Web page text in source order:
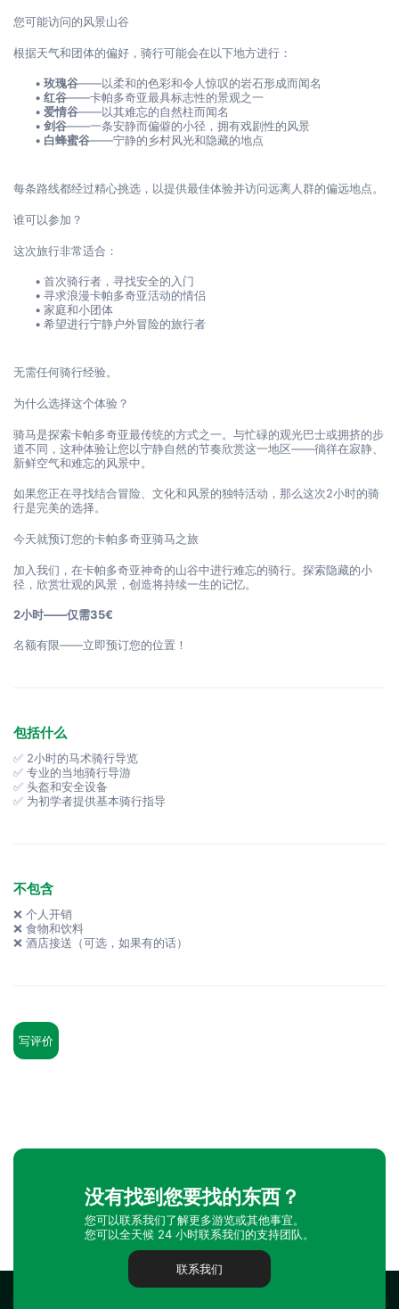
您可能访问的风景山谷
根据天气和团体的偏好，骑行可能会在以下地方进行：
玫瑰谷——以柔和的色彩和令人惊叹的岩石形成而闻名
红谷——卡帕多奇亚最具标志性的景观之一
爱情谷——以其难忘的自然柱而闻名
剑谷——一条安静而偏僻的小径，拥有戏剧性的风景
白蜂蜜谷——宁静的乡村风光和隐藏的地点
每条路线都经过精心挑选，以提供最佳体验并访问远离人群的偏远地点。
谁可以参加？
这次旅行非常适合：
首次骑行者，寻找安全的入门
寻求浪漫卡帕多奇亚活动的情侣
家庭和小团体
希望进行宁静户外冒险的旅行者
无需任何骑行经验。
为什么选择这个体验？
骑马是探索卡帕多奇亚最传统的方式之一。与忙碌的观光巴士或拥挤的步
道不同，这种体验让您以宁静自然的节奏欣赏这一地区——徜徉在寂静、
新鲜空气和难忘的风景中。
如果您正在寻找结合冒险、文化和风景的独特活动，那么这次2小时的骑
行是完美的选择。
今天就预订您的卡帕多奇亚骑马之旅
加入我们，在卡帕多奇亚神奇的山谷中进行难忘的骑行。探索隐藏的小
径，欣赏壮观的风景，创造将持续一生的记忆。
2小时——仅需35€
名额有限——立即预订您的位置！
包括什么
✅ 2小时的马术骑行导览
✅ 专业的当地骑行导游
✅ 头盔和安全设备
✅ 为初学者提供基本骑行指导
不包含
❌ 个人开销
❌ 食物和饮料
❌ 酒店接送（可选，如果有的话）
写评价
没有找到您要找的东西？
您可以联系我们了解更多游览或其他事宜。
您可以全天候 24 小时联系我们的支持团队。
联系我们